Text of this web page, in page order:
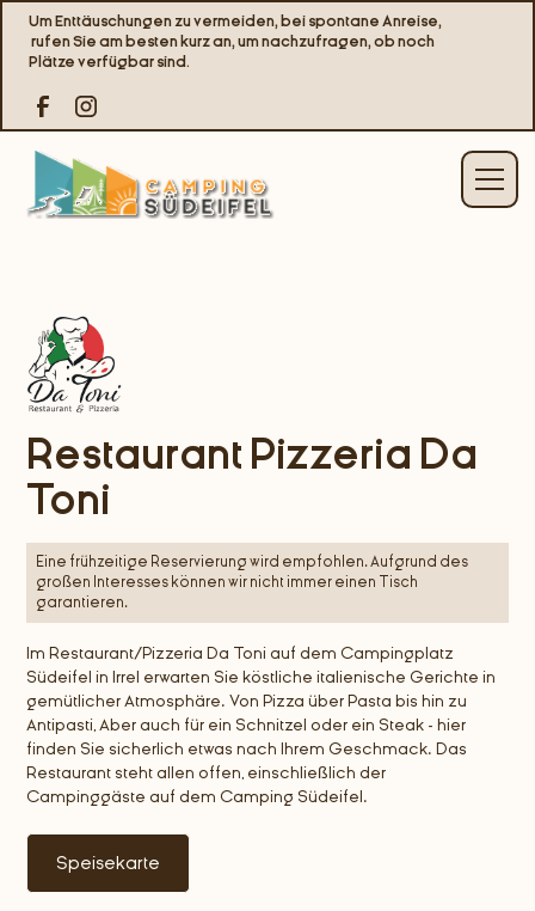
Um Enttäuschungen zu vermeiden, bei spontane Anreise,
rufen Sie am besten kurz an, um nachzufragen, ob noch
Plätze verfügbar sind.
Restaurant Pizzeria Da
Toni
Eine frühzeitige Reservierung wird empfohlen. Aufgrund des
großen Interesses können wir nicht immer einen Tisch
garantieren.
Im Restaurant/Pizzeria Da Toni auf dem Campingplatz
Südeifel in Irrel erwarten Sie köstliche italienische Gerichte in
gemütlicher Atmosphäre. Von Pizza über Pasta bis hin zu
Antipasti, Aber auch für ein Schnitzel oder ein Steak - hier
finden Sie sicherlich etwas nach Ihrem Geschmack. Das
Restaurant steht allen offen, einschließlich der
Campinggäste auf dem Camping Südeifel.
Speisekarte